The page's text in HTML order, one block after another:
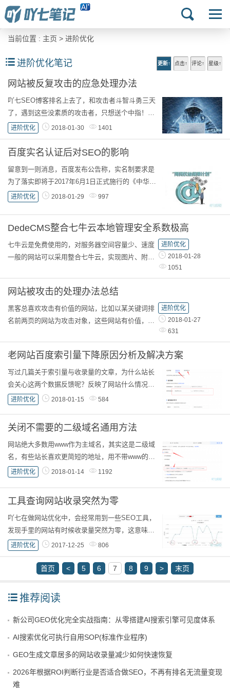
当前位置 : 主页 > 进阶优化
进阶优化笔记 更新↑ 点击↑ 评论↑ 星级↑
网站被反复攻击的应急处理办法
吖七SEO博客排名上去了，和攻击者斗智斗勇三天
了，遇到这些没素质的攻击者，只想送个中指！这
里也提醒各位站长，遇到攻击并不可怕，甚至是一
进阶优化 2018-01-30 1401
百度实名认证后对SEO的影响
留意到一则消息，百度发布公告称，实名制要求是
为了落实即将于2017年6月1日正式施行的《中华人
民共和国网络安全法》的相关规定。当然是响应国
进阶优化 2018-01-29 997
DedeCMS整合七牛云本地管理安全系数极高
七牛云是免费使用的，对服务器空间容量少、速度
一般的网站可以采用整合七牛云，实现图片、附件
面，...
进阶优化
2018-01-28
1051
网站被攻击的处理办法总结
黑客总喜欢攻击有价值的网站，比如以某关键词排
名前两页的网站为攻击对象，这些网站有价值，能
转...
进阶优化
2018-01-27
631
老网站百度索引量下降原因分析及解决方案
写过几篇关于索引量与收录量的文章，为什么站长
会关心这两个数据反馈呢？反映了网站什么情况？
对老网站的SEO排名有什么直接影响？主要从两个
都不断...
进阶优化 2018-01-15 584
关闭不需要的二级域名通用方法
网站绝大多数用www作为主域名，其实这是二级域
名，有些站长喜欢更简短的地址，用不带www的作
为主域名。但要用子域名做子网站的时候，如果是
进阶优化 2018-01-14 1192
工具查询网站收录突然为零
吖七在做网站优化中，会经常用到一些SEO工具，
发现手里的网站有时候收录量突然为零，这意味着
什么呢？网站降权了吗？ 这个网站在2017年12月
进阶优化 2017-12-25 806
首页 < 5 6 7 8 9 > 末页
推荐阅读
新公司GEO优化完全实战指南：从零搭建AI搜索引擎可见度体系
AI搜索优化可执行自用SOP(标准作业程序)
GEO生成文章居多的网站收录量减少如何快速恢复
2026年根据ROI判断行业是否适合做SEO，不再有排名无流量变现
难